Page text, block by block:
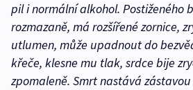
pil i normální alkohol. Postiženého
rozmazaně, má rozšířené zornice,
utlumen, může upadnout do
křeče, klesne mu tlak, srdce bije
zpomaleně. Smrt nastává